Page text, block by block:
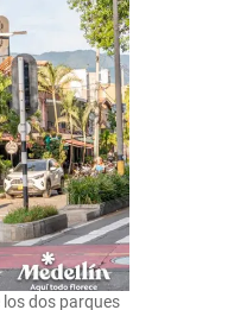
dos parques